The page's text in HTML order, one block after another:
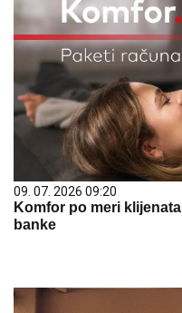
09. 07. 2026 09:20
Komfor po meri
banke